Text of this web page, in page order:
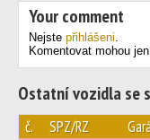
Your comment
Nejste přihlášeni.
Komentovat mohou
Ostatní vozidla se
č. SPZ/RZ